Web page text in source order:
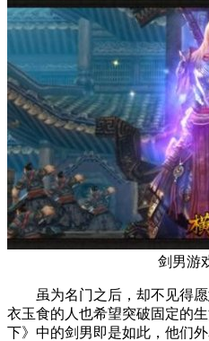
剑男游
虽为名门之后，却不见得愿
衣玉食的人也希望突破固定的
下》中的剑男即是如此，他们